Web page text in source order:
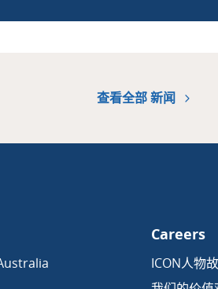
查看全部 新闻
Careers
ICON人物